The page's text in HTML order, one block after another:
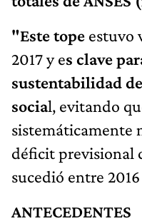
"Este tope estuvo
2017 y es clave
sustentabilidad
social, evitando
sistemáticamente
déficit previsional
sucedió entre
ANTECEDENTES